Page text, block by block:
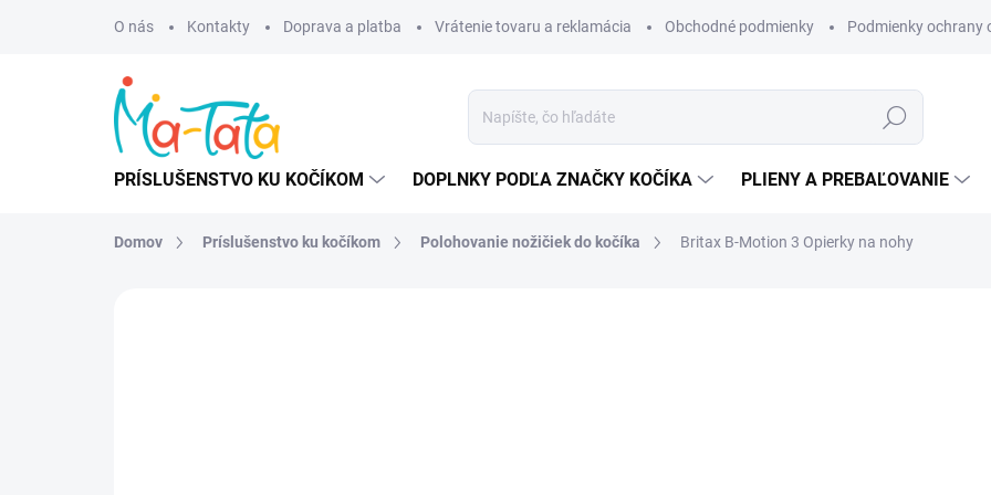
O nás Kontakty Doprava a platba Vrátenie tovaru a reklamácia Obchodné podmienky Podmienky ochrany
Hľadať
PRÍSLUŠENSTVO KU KOČÍKOM DOPLNKY PODĽA ZNAČKY KOČÍKA PLIENY A PREBAĽOVANIE
Domov Príslušenstvo ku kočíkom Polohovanie nožičiek do kočíka Britax B-Motion 3 Opierky na nohy